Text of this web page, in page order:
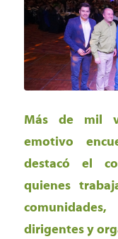
Más de mil
emotivo
destacó el
quienes
dirigentes y